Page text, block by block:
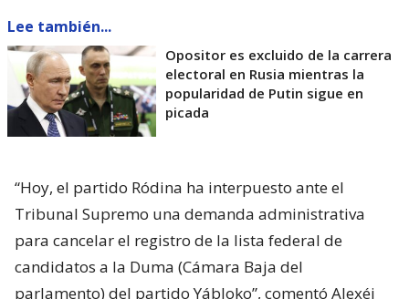
Lee también...
Opositor es excluido de la carrera
electoral en Rusia mientras la
popularidad de Putin sigue en
picada
“Hoy, el partido Ródina ha interpuesto ante el
Tribunal Supremo una demanda administrativa
para cancelar el registro de la lista federal de
candidatos a la Duma (Cámara Baja del
parlamento) del partido Yábloko”, comentó Alexéi